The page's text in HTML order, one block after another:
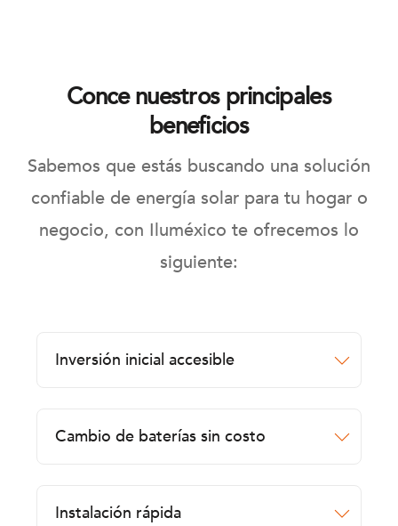
Conce nuestros principales
beneficios
Sabemos que estás buscando una solución
confiable de energía solar para tu hogar o
negocio, con Iluméxico te ofrecemos lo
siguiente:
Inversión inicial accesible
Cambio de baterías sin costo
Instalación rápida